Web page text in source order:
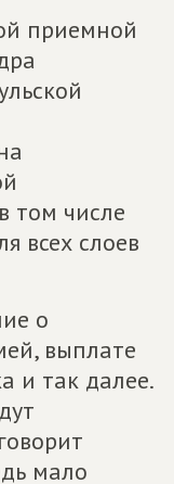
приемной
том числе
всех слоев
о
выплате
и так далее.
мало